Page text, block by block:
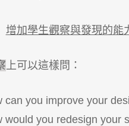
增加學生觀察與發現的能
上可以這樣問：
can you improve your
would you redesign your